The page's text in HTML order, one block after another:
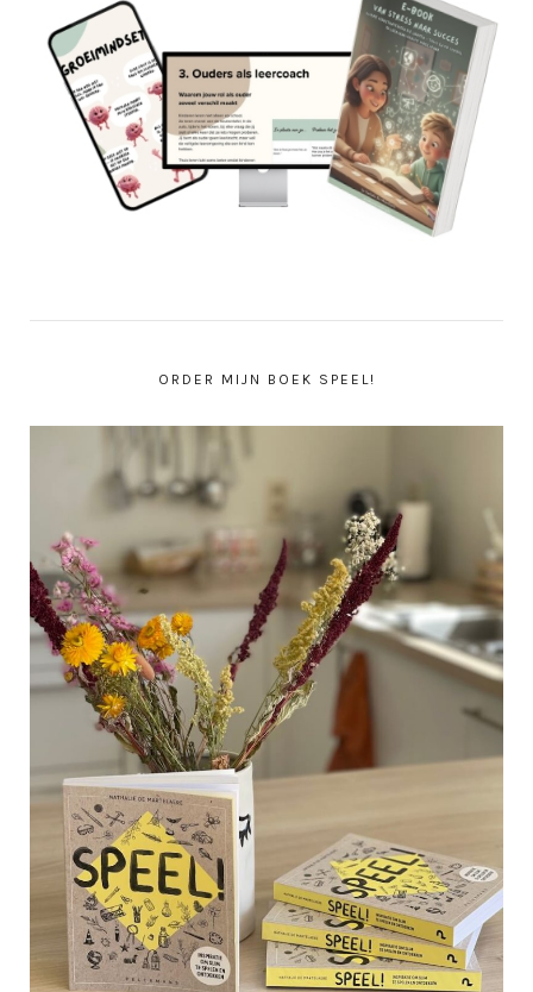
ORDER MIJN BOEK SPEEL!